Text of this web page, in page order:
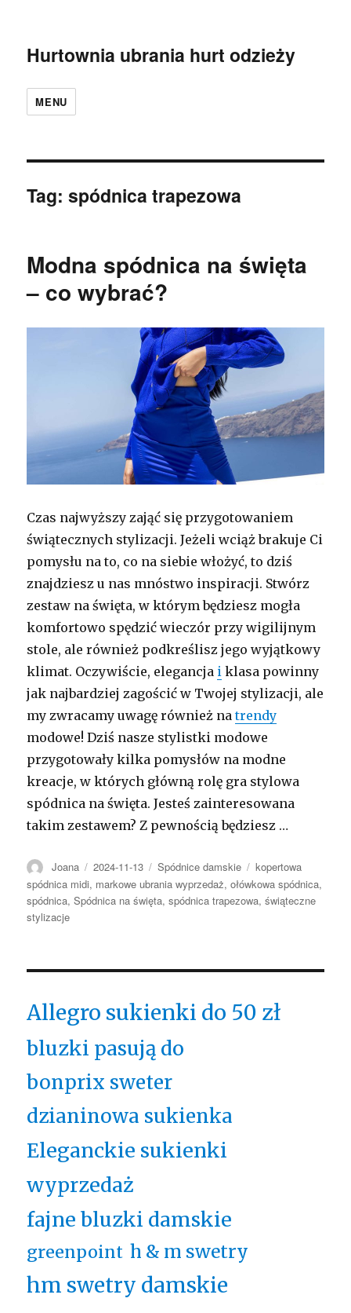
Hurtownia ubrania hurt odzieży
MENU
Tag:spódnica trapezowa
Modna spódnica na święta
– co wybrać?
Czas najwyższy zająć się przygotowaniem
świątecznych stylizacji. Jeżeli wciąż brakuje Ci
pomysłu na to, co na siebie włożyć, to dziś
znajdziesz u nas mnóstwo inspiracji. Stwórz
zestaw na święta, w którym będziesz mogła
komfortowo spędzić wieczór przy wigilijnym
stole, ale również podkreślisz jego wyjątkowy
klimat. Oczywiście, elegancja i klasa powinny
jak najbardziej zagościć w Twojej stylizacji, ale
my zwracamy uwagę również natrendy
modowe! Dziś nasze stylistki modowe
przygotowały kilka pomysłów na modne
kreacje, w których główną rolę gra stylowa
spódnica na święta. Jesteś zainteresowana
takim zestawem? Z pewnością będziesz …
Autor
Joana Opublikowano
2024-11-13 Kategorie
Spódnice damskie Tagi
kopertowa
spódnica midi, markowe ubrania wyprzedaż,ołówkowa spódnica,
spódnica,Spódnica na święta,spódnica trapezowa,świąteczne
stylizacje
Allegro sukienki do 50 zł
bluzki pasują do
bonprix sweter
dzianinowa sukienka
Eleganckie sukienki
wyprzedaż
fajne bluzki damskie
greenpoint h & m swetry
hm swetry damskie